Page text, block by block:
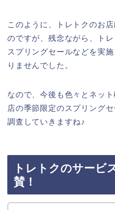
このように、トレトクのお
のですが、残念ながら、ト
スプリングセールなどを実
りませんでした。
なので、今後も色々とネッ
店の季節限定のスプリング
調査していきますね♪
トレトクのサービ
賛！